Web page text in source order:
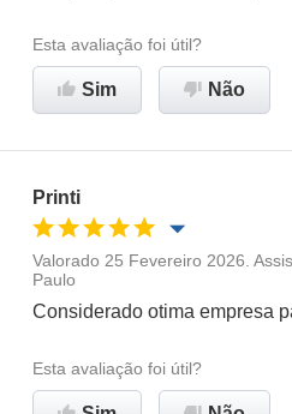
Ambiente de trabalho
Recomenda esta empresa
Esta avaliação foi útil?
Sim Não
Printi
Oportunidade de promoção
Valorado 25 Fevereiro 2026.
Paulo
Considerado otima empresa
Esta avaliação foi útil?